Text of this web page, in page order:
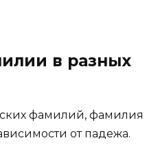
в разных
фамилий, фамилия
от падежа.